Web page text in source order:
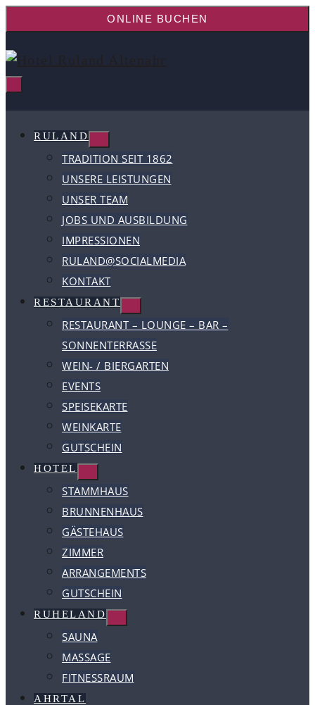
ONLINE BUCHEN
RULAND
TRADITION SEIT 1862
UNSERE LEISTUNGEN
UNSER TEAM
JOBS UND AUSBILDUNG
IMPRESSIONEN
RULAND@SOCIALMEDIA
KONTAKT
RESTAURANT
RESTAURANT – LOUNGE – BAR –
SONNENTERRASSE
WEIN- / BIERGARTEN
EVENTS
SPEISEKARTE
WEINKARTE
GUTSCHEIN
HOTEL
STAMMHAUS
BRUNNENHAUS
GÄSTEHAUS
ZIMMER
ARRANGEMENTS
GUTSCHEIN
RUHELAND
SAUNA
MASSAGE
FITNESSRAUM
AHRTAL